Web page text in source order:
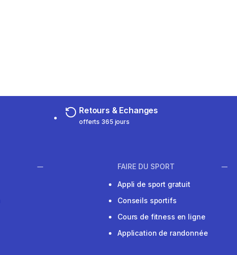
Retours & Echanges
offerts 365 jours
FAIRE DU SPORT
Appli de sport gratuit
Conseils sportifs
Cours de fitness en ligne
Application de randonnée